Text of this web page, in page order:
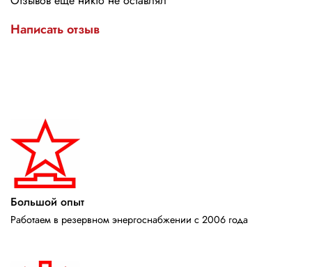
Написать отзыв
Большой опыт
Работаем в резервном энергоснабжении с 2006 года